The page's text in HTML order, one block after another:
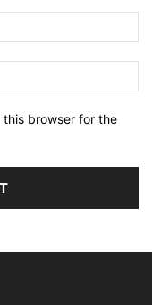
this browser for the